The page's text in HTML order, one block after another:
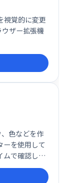
視覚的に変更
ザー拡張機
色などを作
ーを使用して
ムで確認しま
して、プロジ